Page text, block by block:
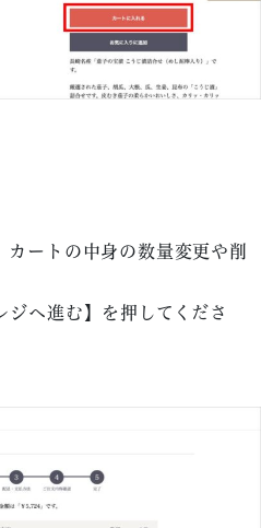
カートの中身の数量変更や削
へ進む】を押してくださ